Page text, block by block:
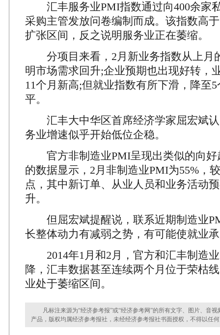
汇丰服务业PMI指数通过向400余家
采购主管发放问卷编制而成。该指数高
扩张区间，反之说明服务业正在萎缩。
分项目来看，2月新业务指数从上月
明市场需求回升;企业预期也出现好转，
11个月新高;但就业指数有所下滑，降至
平。
汇丰大中华区首席经济学家屈宏斌认
务业增速似乎开始低位企稳。
官方非制造业PMI呈现出类似的向好
的数据显示，2月非制造业PMI为55%，
点，其中新订单、从业人员和业务活动
升。
但屈宏斌提醒说，联系近期制造业
长整体动力有减弱之势，有可能使就业
2014年1月和2月，官方和汇丰制造业
降，汇丰数据甚至连续两个月位于荣枯
业处于萎缩区间。
凡标注来源为“经济参考报”或“经济参考网”的所有文字、图片、音视
产品，版权均属经济参考报社，未经经济参考报社书面授权，不得以任